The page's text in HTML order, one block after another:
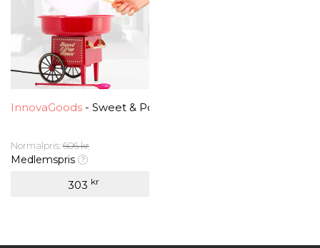
InnovaGoods - Sweet & Pop Candyfloss Maskine
Normalpris:606 kr
Medlemspris
303 kr